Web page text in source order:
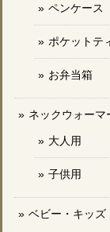
ペンケース
ポケットテ
お弁当箱
ネックウォー
大人用
子供用
ベビー・キッズ